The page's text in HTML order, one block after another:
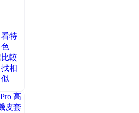
看特
色
比較
找相
似